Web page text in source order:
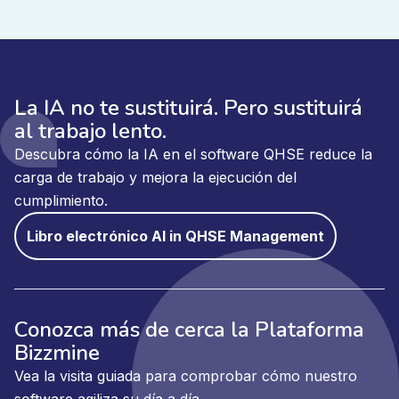
rendimiento de los proveedores se hacen visibles
antes. Las acciones correctivas se priorizan en
función del impacto y el riesgo. La calidad pasa de ser
una sobrecarga administrativa a una ventaja operativa.
Diseñado para el crecimiento y la
complejidad
Las medianas empresas a menudo superan las hojas
de cálculo antes que la ambición, mientras que las
grandes empresas se enfrentan a retos de alineación
entre sedes, líneas de productos y entornos
La IA no te sustituirá. Pero sustituirá
al trabajo lento.
Descubra cómo la IA en el software QHSE reduce la
carga de trabajo y mejora la ejecución del
cumplimiento.
Libro electrónico AI in QHSE Management
Conozca más de cerca la Plataforma
Bizzmine
Vea la visita guiada para comprobar cómo nuestro